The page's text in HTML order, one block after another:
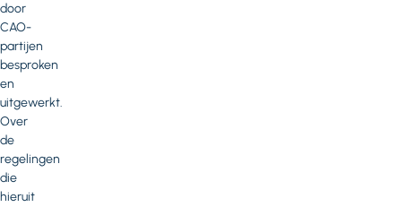
door
CAO-
partijen
besproken
en
uitgewerkt.
Over
de
regelingen
die
hieruit